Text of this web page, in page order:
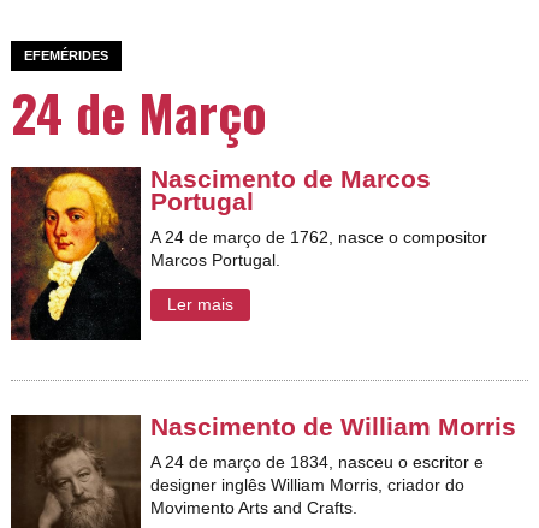
EFEMÉRIDES
24 de Março
Nascimento de Marcos
Portugal
A 24 de março de 1762, nasce o compositor
Marcos Portugal.
Ler mais
Nascimento de William Morris
A 24 de março de 1834, nasceu o escritor e
designer inglês William Morris, criador do
Movimento Arts and Crafts.